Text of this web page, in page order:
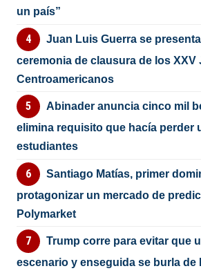
un país”
Juan Luis Guerra se
ceremonia de clausura de los XXV
Centroamericanos
Abinader anuncia cinco mil
elimina requisito que hacía perder
estudiantes
Santiago Matías, primer
protagonizar un mercado de
Polymarket
Trump corre para evitar que
escenario y enseguida se burla de